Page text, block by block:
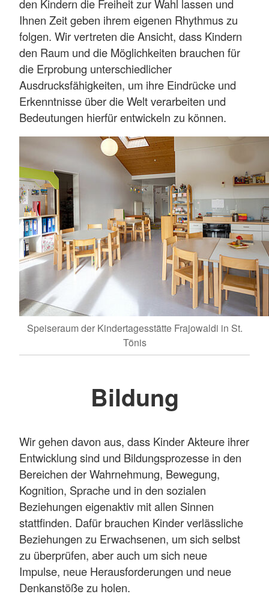
den Kindern die Freiheit zur Wahl lassen und
Ihnen Zeit geben ihrem eigenen Rhythmus zu
folgen. Wir vertreten die Ansicht, dass Kindern
den Raum und die Möglichkeiten brauchen für
die Erprobung unterschiedlicher
Ausdrucksfähigkeiten, um ihre Eindrücke und
Erkenntnisse über die Welt verarbeiten und
Bedeutungen hierfür entwickeln zu können.
Speiseraum der Kindertagesstätte Frajowaldi in St.
Tönis
Bildung
Wir gehen davon aus, dass Kinder Akteure ihrer
Entwicklung sind und Bildungsprozesse in den
Bereichen der Wahrnehmung, Bewegung,
Kognition, Sprache und in den sozialen
Beziehungen eigenaktiv mit allen Sinnen
stattfinden. Dafür brauchen Kinder verlässliche
Beziehungen zu Erwachsenen, um sich selbst
zu überprüfen, aber auch um sich neue
Impulse, neue Herausforderungen und neue
Denkanstöße zu holen.